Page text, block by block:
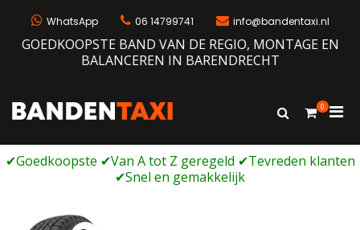
WhatsApp 06 14799741 info@bandentaxi.nl
GOEDKOOPSTE BAND VAN DE REGIO, MONTAGE EN
BALANCEREN IN BARENDRECHT
Bandengarage met eigen webshop
Toon
0
voor